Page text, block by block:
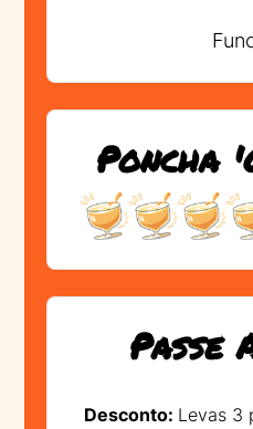
Poncha
Passe
Desconto: Levas 3